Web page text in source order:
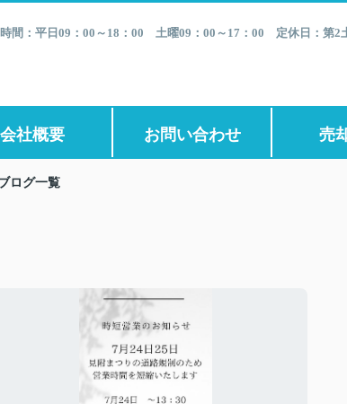
間：平日09：00～18：00 土曜09：00～17：00 定休日：第
会社概要 お問い合わせ 売
ログ一覧